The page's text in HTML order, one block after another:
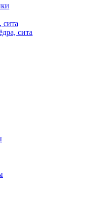
сита
сита